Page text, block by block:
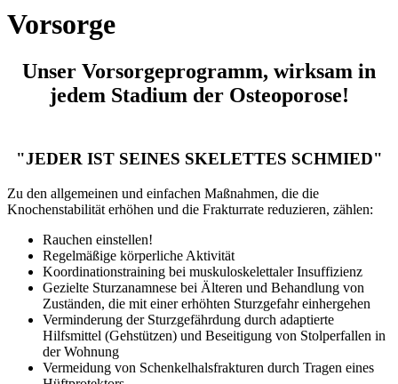
Vorsorge
Unser Vorsorgeprogramm, wirksam in
jedem Stadium der Osteoporose!
"JEDER IST SEINES SKELETTES SCHMIED"
Zu den allgemeinen und einfachen Maßnahmen, die die
Knochenstabilität erhöhen und die Frakturrate reduzieren, zählen:
Rauchen einstellen!
Regelmäßige körperliche Aktivität
Koordinationstraining bei muskuloskelettaler Insuffizienz
Gezielte Sturzanamnese bei Älteren und Behandlung von
Zuständen, die mit einer erhöhten Sturzgefahr einhergehen
Verminderung der Sturzgefährdung durch adaptierte
Hilfsmittel (Gehstützen) und Beseitigung von Stolperfallen in
der Wohnung
Vermeidung von Schenkelhalsfrakturen durch Tragen eines